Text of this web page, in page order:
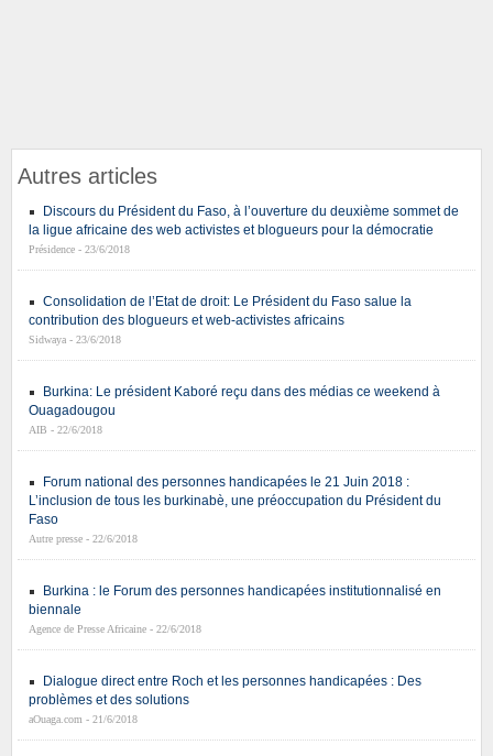
Autres articles
Discours du Président du Faso, à l’ouverture du deuxième sommet de
la ligue africaine des web activistes et blogueurs pour la démocratie
Présidence - 23/6/2018
Consolidation de l’Etat de droit: Le Président du Faso salue la
contribution des blogueurs et web-activistes africains
Sidwaya - 23/6/2018
Burkina: Le président Kaboré reçu dans des médias ce weekend à
Ouagadougou
AIB - 22/6/2018
Forum national des personnes handicapées le 21 Juin 2018 :
L’inclusion de tous les burkinabè, une préoccupation du Président du
Faso
Autre presse - 22/6/2018
Burkina : le Forum des personnes handicapées institutionnalisé en
biennale
Agence de Presse Africaine - 22/6/2018
Dialogue direct entre Roch et les personnes handicapées : Des
problèmes et des solutions
aOuaga.com - 21/6/2018